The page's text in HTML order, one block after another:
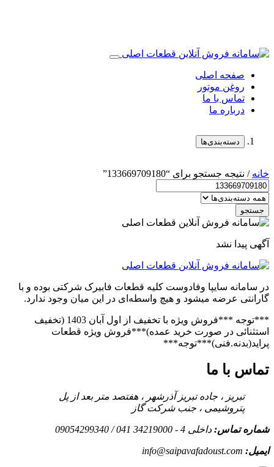
صفحه اصلی
روغن موتور
تماس با ما
درباره ما
دسته‌بندی‌ها
خانه / نتیجه جستجو برای “133669709180”
جستجو
آگهی پیدا نشد
در سامانه سایپا وفادوست کلیه قطعات فابیرک شرکتی بوده و با
گارانتی عرضه میشود و هیچ واسطه‌ای در این میان وجود ندارد.
***توجه ***فروش ویژه با تخفیف از اول آبان 1403 (تخفیف
استثنائی در صورت خرید عمده)***فروش ویژه قطعات
پراید(بدنه.فنی)***توجه***
تماس با ما
تبریز ، جاده تبریز آذرشهر ، هفتصد متر بعد از پل
پتروشیمی ، جنب شرکت گاز
شماره تماس: داخلی 4 - 34219000 041 / 09054299340
ایمیل: info@saipavafadoust.com